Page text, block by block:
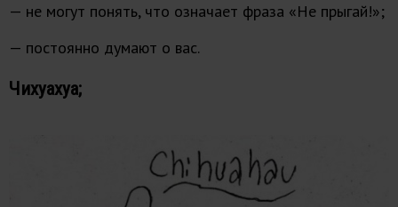
— не могут понять, что означает фраза «Не прыгай!»;
— постоянно думают о вас.
Чихуахуа;